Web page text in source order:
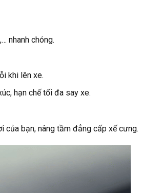
nhanh chóng.
khi lên xe.
hạn chế tối đa say xe.
của bạn, nâng tầm đẳng cấp xế cưng.